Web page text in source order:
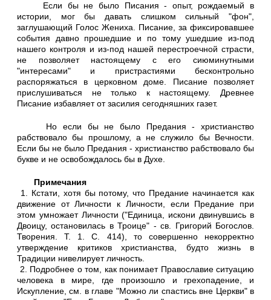
Если бы не было Писания - опыт, рождаемый в
истории, мог бы давать слишком сильный "фон",
заглушающий Голос Жениха. Писание, за фиксировавшее
события давно прошедшие и по тому ушедшие из-под
нашего контроля и из-под нашей перестроечной страсти,
не позволяет настоящему с его сиюминутными
"интересами" и пристрастиями бесконтрольно
распоряжаться в церковном доме. Писание позволяет
прислушиваться не только к настоящему. Древнее
Писание избавляет от засилия сегодняшних газет.
Но если бы не было Предания - христианство
рабствовало бы прошлому, а не служило бы Вечности.
Если бы не было Предания - христианство рабствовало бы
букве и не освобождалось бы в Духе.
Примечания
1. Кстати, хотя бы потому, что Предание начинается как
движение от Личности к Личности, если Предание при
этом умножает Личности ("Единица, искони двинувшись в
Двоицу, остановилась в Троице" - св. Григорий Богослов.
Творения. Т. 1. С. 414), то совершенно некорректно
утверждение критиков христианства, будто жизнь в
Традиции нивелирует личность.
2. Подробнее о том, как понимает Православие ситуацию
человека в мире, где произошло и грехопадение, и
Искупление, см. в главе "Можно ли спастись вне Церкви" в